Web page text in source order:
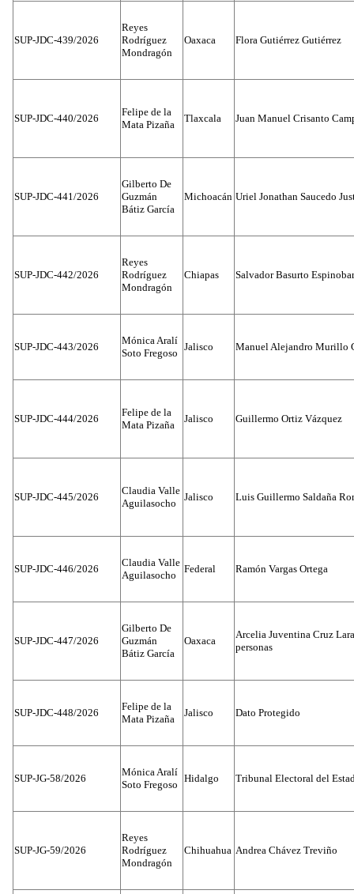
SUP-JDC-439/2026
Reyes
Rodríguez
Mondragón
Oaxaca Flora Gutiérrez Gutiérrez
SUP-JDC-440/2026
Felipe de la
Mata Pizaña
Tlaxcala Juan Manuel Crisanto
SUP-JDC-441/2026
Gilberto De
Guzmán
Bátiz García
Michoacán Uriel Jonathan Saucedo
SUP-JDC-442/2026
Reyes
Rodríguez
Mondragón
Chiapas Salvador Basurto
SUP-JDC-443/2026
Mónica Aralí
Soto Fregoso
Jalisco Manuel Alejandro Murillo
SUP-JDC-444/2026
Felipe de la
Mata Pizaña
Jalisco Guillermo Ortiz Vázquez
SUP-JDC-445/2026
Claudia Valle
Aguilasocho
Jalisco Luis Guillermo Saldaña
SUP-JDC-446/2026
Claudia Valle
Aguilasocho
Federal Ramón Vargas Ortega
SUP-JDC-447/2026
Gilberto De
Guzmán
Bátiz García
Oaxaca
Arcelia Juventina Cruz
personas
SUP-JDC-448/2026
Felipe de la
Mata Pizaña
Jalisco Dato Protegido
SUP-JG-58/2026
Mónica Aralí
Soto Fregoso
Hidalgo Tribunal Electoral del
SUP-JG-59/2026
Reyes
Rodríguez
Mondragón
Chihuahua Andrea Chávez Treviño